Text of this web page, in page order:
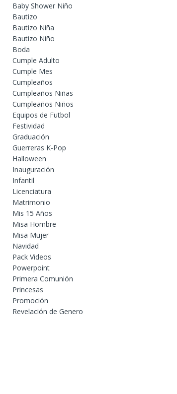
Baby Shower Niño
Bautizo
Bautizo Niña
Bautizo Niño
Boda
Cumple Adulto
Cumple Mes
Cumpleaños
Cumpleaños Niñas
Cumpleaños Niños
Equipos de Futbol
Festividad
Graduación
Guerreras K-Pop
Halloween
Inauguración
Infantil
Licenciatura
Matrimonio
Mis 15 Años
Misa Hombre
Misa Mujer
Navidad
Pack Videos
Powerpoint
Primera Comunión
Princesas
Promoción
Revelación de Genero